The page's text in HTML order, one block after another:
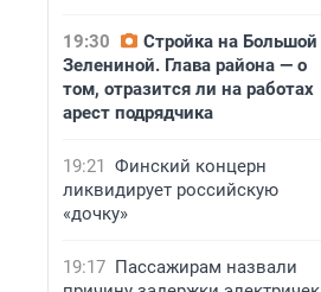
19:30
Стройка на Большой
Зелениной. Глава района — о
том, отразится ли на работах
арест подрядчика
19:21 Финский концерн
ликвидирует российскую
«дочку»
19:17 Пассажирам назвали